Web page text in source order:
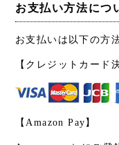
お支払い方法につ
お支払いは以下の方
【クレジットカード
【Amazon Pay】